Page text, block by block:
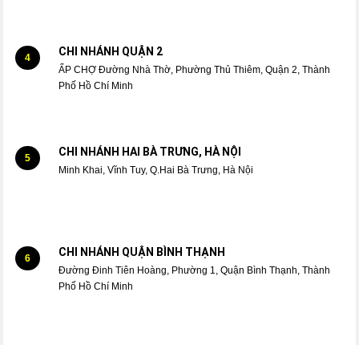
4 CHI NHÁNH QUẬN 2
ẤP CHỢ Đường Nhà Thờ, Phường Thủ Thiêm, Quận 2, Thành
Phố Hồ Chí Minh
5 CHI NHÁNH HAI BÀ TRƯNG, HÀ NỘI
Minh Khai, Vĩnh Tuy, Q.Hai Bà Trưng, Hà Nội
6 CHI NHÁNH QUẬN BÌNH THẠNH
Đường Đinh Tiên Hoàng, Phường 1, Quận Bình Thạnh, Thành
Phố Hồ Chí Minh